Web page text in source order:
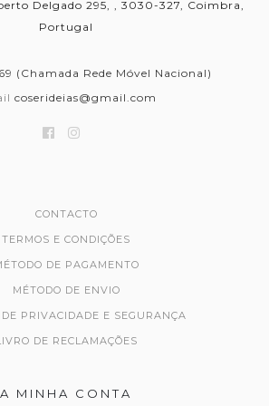
Delgado 295, , 3030-327, Coimbra,
Portugal
(Chamada Rede Móvel Nacional)
coserideias@gmail.com
CONTACTO
TERMOS E CONDIÇÕES
DE PAGAMENTO
MÉTODO DE ENVIO
PRIVACIDADE E SEGURANÇA
DE RECLAMAÇÕES
A MINHA CONTA